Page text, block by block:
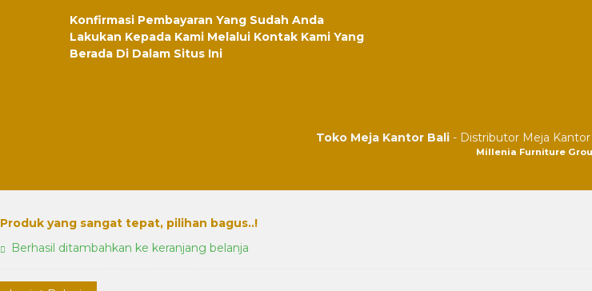
Konfirmasi Pembayaran Yang Sudah Anda
Lakukan Kepada Kami Melalui Kontak Kami Yang
Berada Di Dalam Situs Ini
Toko Meja Kantor Bali - Distributor Meja Kantor
Millenia Furniture
Produk yang sangat tepat, pilihan bagus..!
Berhasil ditambahkan ke keranjang belanja